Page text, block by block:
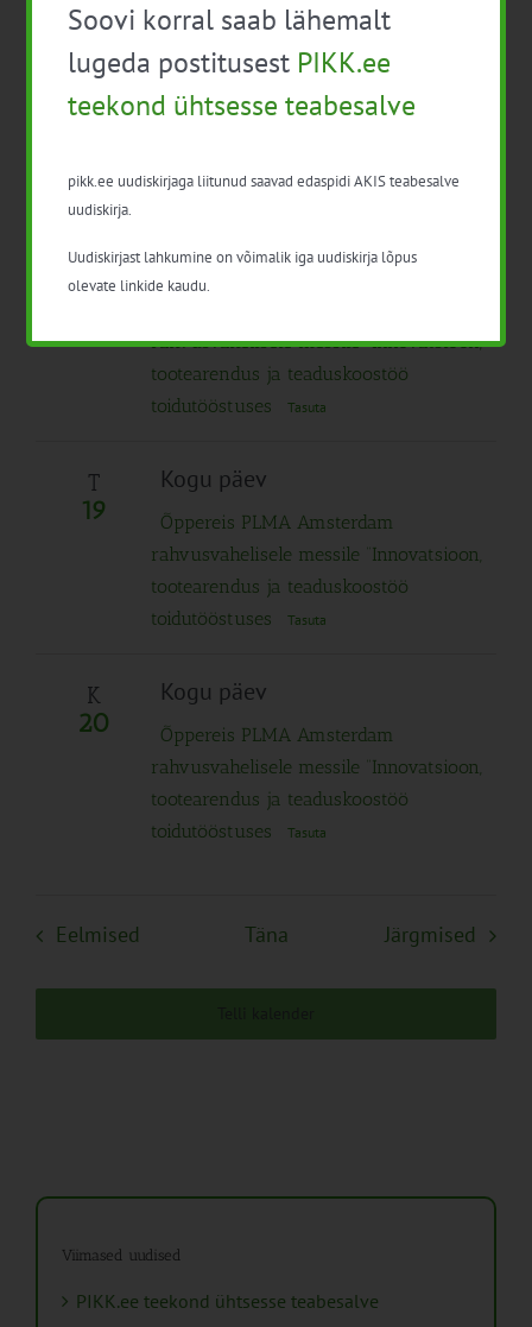
9
T 10:00-15:00
mai 2026
E
18
Kogu päev
rahvusvahelisele messile “Innovatsioon,
tootearendus ja teaduskoostöö
toidutööstuses
Tasuta
T
19
Kogu päev
Õppereis PLMA Amsterdam
rahvusvahelisele messile “Innovatsioon,
tootearendus ja teaduskoostöö
toidutööstuses
Tasuta
K
20
Kogu päev
Õppereis PLMA Amsterdam
rahvusvahelisele messile “Innovatsioon,
tootearendus ja teaduskoostöö
toidutööstuses
Tasuta
Eelmised SündmusedTäna Järgmised
Viimased uudised
PIKK.ee teekond ühtsesse teabesalve
Soovi korral saab lähemalt
lugeda postitusest PIKK.ee
teekond ühtsesse teabesalve
pikk.ee uudiskirjaga liitunud saavad edaspidi AKIS teabesalve
uudiskirja.
Uudiskirjast lahkumine on võimalik iga uudiskirja lõpus
olevate linkide kaudu.